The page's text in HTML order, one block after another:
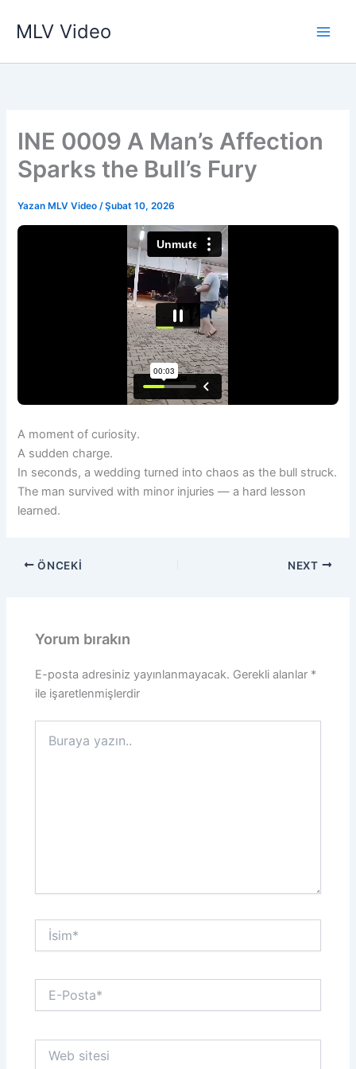
atlaMLV Video
INE 0009 A Man’s Affection
Sparks the Bull’s Fury
Yazan MLV Video/Şubat 10, 2026
A moment of curiosity.
A sudden charge.
In seconds, a wedding turned into chaos as the bull struck.
The man survived with minor injuries — a hard lesson
learned.
ÖNCEKI NEXT
Yorum bırakın
E-posta adresiniz yayınlanmayacak. Gerekli alanlar *
ile işaretlenmişlerdir
yazın..
İsim*
Posta*
sitesi